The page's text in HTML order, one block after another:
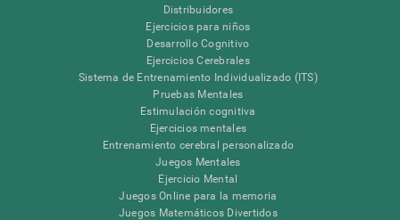
Distribuidores
Ejercicios para niños
Desarrollo Cognitivo
Ejercicios Cerebrales
Sistema de Entrenamiento Individualizado (ITS)
Pruebas Mentales
Estimulación cognitiva
Ejercicios mentales
Entrenamiento cerebral personalizado
Juegos Mentales
Ejercicio Mental
Juegos Online para la memoria
Juegos Matemáticos Divertidos